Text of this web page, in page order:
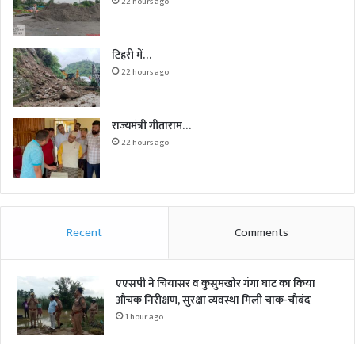
टिहरी में…
22 hours ago
राज्यमंत्री गीताराम…
22 hours ago
Recent Comments
एएसपी ने चियासर व कुसुमखोर गंगा घाट का किया
औचक निरीक्षण, सुरक्षा व्यवस्था मिली चाक-चौबंद
1 hour ago